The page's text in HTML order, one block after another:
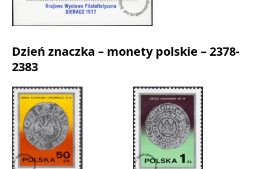
Dzień znaczka – monety polskie – 2378-
2383